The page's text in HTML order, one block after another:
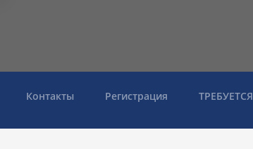
Контакты Регистрация ТРЕБУЕТСЯ